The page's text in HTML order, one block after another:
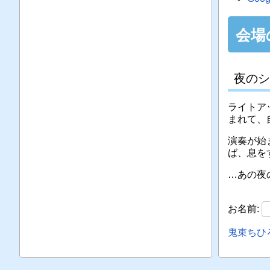
会場
夜の
ライトア
まれて
演奏が始
ば、息を
…あの夜
お名前:
鬼束ちひ